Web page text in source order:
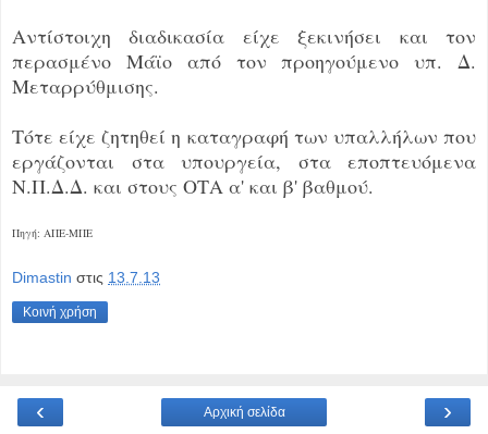
Αντίστοιχη διαδικασία είχε ξεκινήσει και τον
περασμένο Μάϊο από τον προηγούμενο υπ. Δ.
Μεταρρύθμισης.
Τότε είχε ζητηθεί η καταγραφή των υπαλλήλων που
εργάζονται στα υπουργεία, στα εποπτευόμενα
Ν.Π.Δ.Δ. και στους ΟΤΑ α' και β' βαθμού.
Πηγή: AΠE-MΠΕ
Dimastin στις 13.7.13
Κοινή χρήση
‹ ›
Αρχική σελίδα